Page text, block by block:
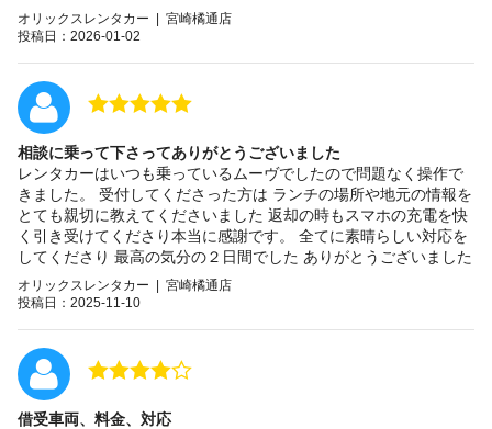
オリックスレンタカー | 宮崎橘通店
投稿日：2026-01-02
相談に乗って下さってありがとうございました
レンタカーはいつも乗っているムーヴでしたので問題なく操作で
きました。 受付してくださった方は ランチの場所や地元の情報を
とても親切に教えてくださいました 返却の時もスマホの充電を快
く引き受けてくださり本当に感謝です。 全てに素晴らしい対応を
してくださり 最高の気分の２日間でした ありがとうございました
オリックスレンタカー | 宮崎橘通店
投稿日：2025-11-10
借受車両、料金、対応